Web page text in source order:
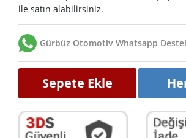
ile satın alabilirsiniz.
Gürbüz Otomotiv Whatsapp
Sepete Ekle